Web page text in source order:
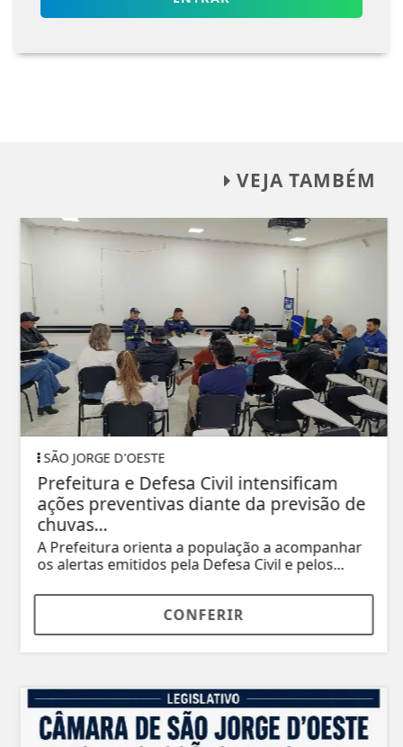
VEJA TAMBÉM
SÃO JORGE D'OESTE
Prefeitura e Defesa Civil intensificam
ações preventivas diante da previsão de
chuvas...
A Prefeitura orienta a população a acompanhar
os alertas emitidos pela Defesa Civil e pelos...
CONFERIR